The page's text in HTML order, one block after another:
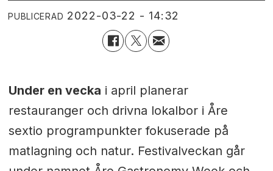
PUBLICERAD 2022-03-22 - 14:32
Under en vecka i april planerar
restauranger och drivna lokalbor i Åre
sextio programpunkter fokuserade på
matlagning och natur. Festivalveckan går